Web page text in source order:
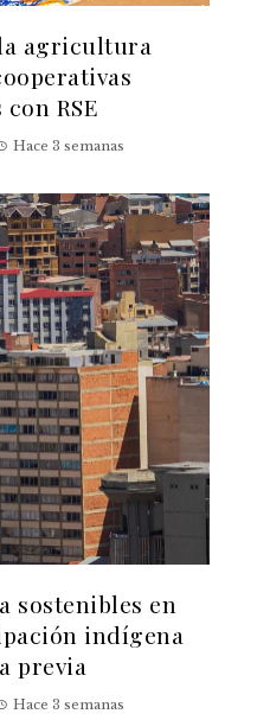
agricultura
RSE
Hace 3 semanas
sostenibles en
indígena
previa
Hace 3 semanas